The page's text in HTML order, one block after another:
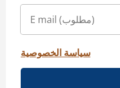
سياسة الخصوصية